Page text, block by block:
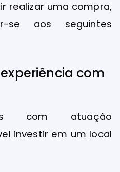
realizar uma compra,
se aos seguintes
com
com atuação
investir em um local